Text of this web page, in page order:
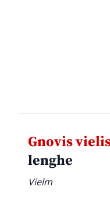
Gnovis
lenghe
Vielm